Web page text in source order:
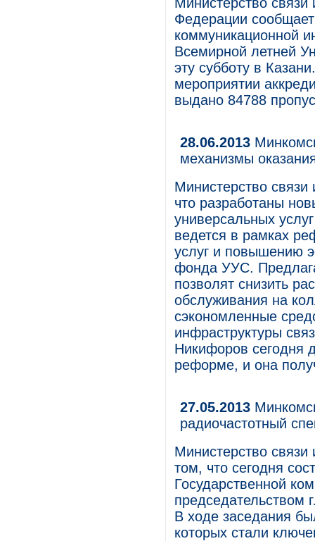
Федерации
коммуникационной
Всемирной летней
эту субботу в
мероприятии
выдано 84788
28.06.2013
механизмы
Министерство
что разработаны
универсальных
ведется в рамках
услуг и повышению
фонда УУС.
позволят снизить
обслуживания на
сэкономленные
инфраструктуры
Никифоров сегодня
реформе, и она
27.05.2013
радиочастотный
Министерство
том, что сегодня
Государственной
председательством
В ходе заседания
которых стали